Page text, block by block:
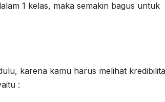
1 kelas, maka semakin bagus untuk
karena kamu harus melihat
: